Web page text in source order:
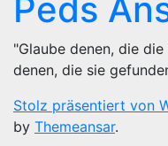
Peds
"Glaube denen, die
denen, die sie
Stolz präsentiert von
by Themeansar.